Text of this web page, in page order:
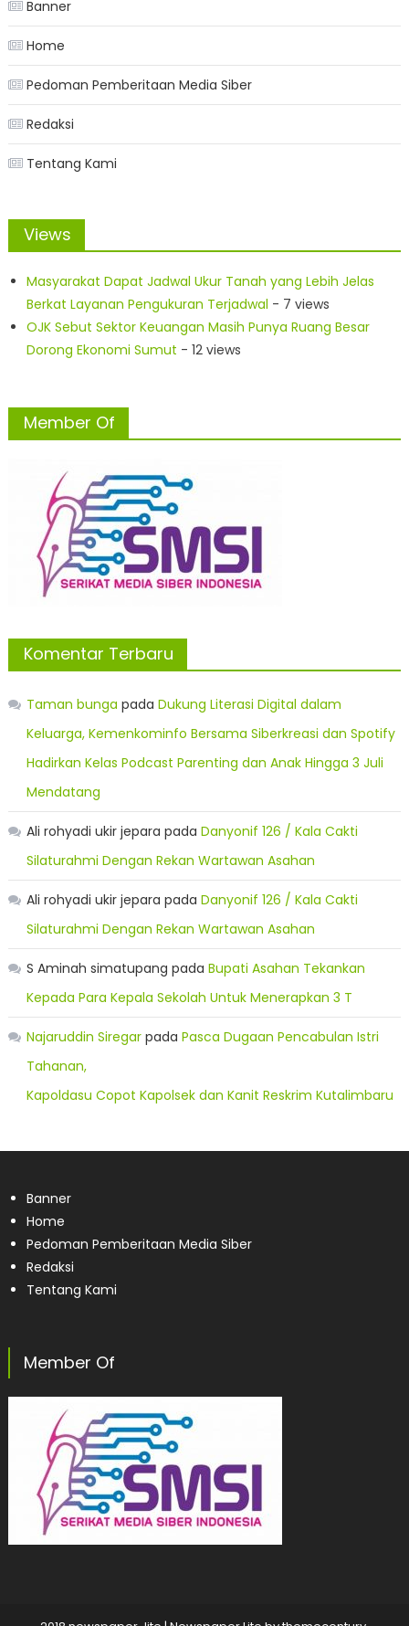
Banner
Home
Pedoman Pemberitaan Media Siber
Redaksi
Tentang Kami
Views
Masyarakat Dapat Jadwal Ukur Tanah yang Lebih Jelas
Berkat Layanan Pengukuran Terjadwal - 7 views
OJK Sebut Sektor Keuangan Masih Punya Ruang Besar
Dorong Ekonomi Sumut - 12 views
Member Of
Komentar Terbaru
Taman bunga pada Dukung Literasi Digital dalam
Keluarga, Kemenkominfo Bersama Siberkreasi dan Spotify
Hadirkan Kelas Podcast Parenting dan Anak Hingga 3 Juli
Mendatang
Ali rohyadi ukir jepara pada Danyonif 126 / Kala Cakti
Silaturahmi Dengan Rekan Wartawan Asahan
Ali rohyadi ukir jepara pada Danyonif 126 / Kala Cakti
Silaturahmi Dengan Rekan Wartawan Asahan
S Aminah simatupang pada Bupati Asahan Tekankan
Kepada Para Kepala Sekolah Untuk Menerapkan 3 T
Najaruddin Siregarpada Pasca Dugaan Pencabulan Istri
Tahanan,
Kapoldasu Copot Kapolsek dan Kanit Reskrim Kutalimbaru
Banner
Home
Pedoman Pemberitaan Media Siber
Redaksi
Tentang Kami
Member Of